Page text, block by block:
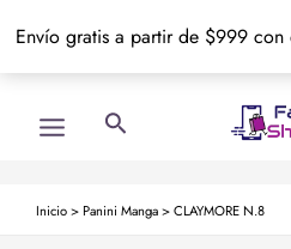
Envío gratis a partir de $999
Menu
Buscar
Inicio> Panini Manga>CLAYMORE N.8